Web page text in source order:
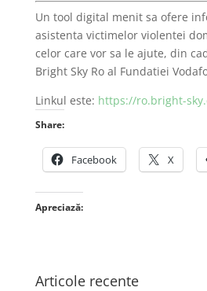
Un tool digital menit sa ofere
asistenta victimelor violentei
celor care vor sa le ajute, din
Bright Sky Ro al Fundatiei
Linkul este: https://ro.bright-
Share:
Facebook X
Apreciază:
Articole recente